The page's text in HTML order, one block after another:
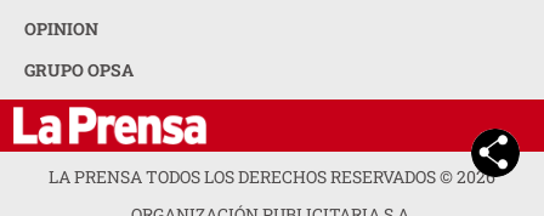
OPINION
GRUPO OPSA
LA PRENSA TODOS LOS DERECHOS RESERVADOS ©2026